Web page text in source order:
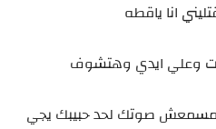
انا ياقطه
وعلي ايدي وهتشوف
مسمعش صوتك لحد حبيبك يجي